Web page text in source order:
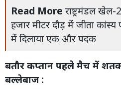
Read More राष्ट्रमंडल
हजार मीटर दौड़ में जीता
में दिलाया एक और पदक
बतौर कप्तान पहले मैच में
बल्लेबाज :